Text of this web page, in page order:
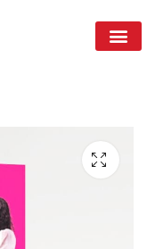
adTribune Case
adFrame CTF